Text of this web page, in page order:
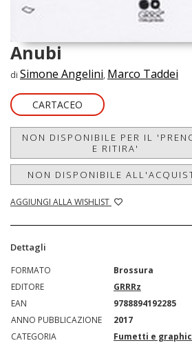
Anubi
di Simone Angelini, Marco Taddei
CARTACEO
NON DISPONIBILE PER IL
E RITIRA'
NON DISPONIBILE
AGGIUNGI ALLA WISHLIST
Dettagli
FORMATO
Brossura
EDITORE
GRRRz
EAN
9788894192285
ANNO PUBBLICAZIONE
2017
CATEGORIA
Fumetti e